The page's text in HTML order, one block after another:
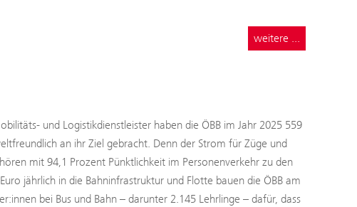
weitere ...
und Logistikdienstleister haben die ÖBB im Jahr 2025 559
an ihr Ziel gebracht. Denn der Strom für Züge und
mit 94,1 Prozent Pünktlichkeit im Personenverkehr zu den
jährlich in die Bahninfrastruktur und Flotte bauen die ÖBB am
bei Bus und Bahn – darunter 2.145 Lehrlinge – dafür, dass